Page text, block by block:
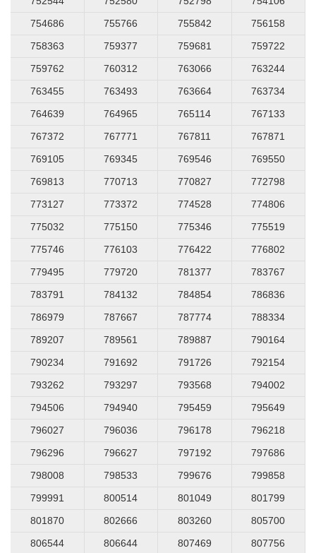
754686
755766 755842
756158
758363
759377 759681
759722
759762
760312 763066
763244
763455
763493 763664
763734
764639
764965 765114
767133
767372
767771 767811
767871
769105
769345 769546
769550
769813
770713 770827
772798
773127
773372 774528
774806
775032
775150 775346
775519
775746
776103 776422
776802
779495
779720 781377
783767
783791
784132 784854
786836
786979
787667 787774
788334
789207
789561 789887
790164
790234
791692 791726
792154
793262
793297 793568
794002
794506
794940 795459
795649
796027
796036 796178
796218
796296
796627 797192
797686
798008
798533 799676
799858
799991
800514 801049
801799
801870
802666 803260
805700
806544
806644 807469
807756